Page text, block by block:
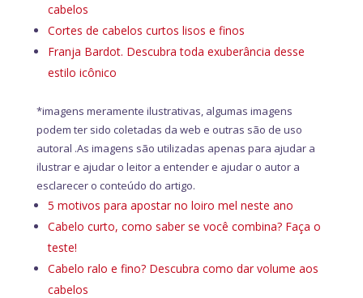
cabelos
Cortes de cabelos curtos lisos e finos
Franja Bardot. Descubra toda exuberância desse
estilo icônico
*imagens meramente ilustrativas, algumas imagens
podem ter sido coletadas da web e outras são de uso
autoral .As imagens são utilizadas apenas para ajudar a
ilustrar e ajudar o leitor a entender e ajudar o autor a
esclarecer o conteúdo do artigo.
5 motivos para apostar no loiro mel neste ano
Cabelo curto, como saber se você combina? Faça o
teste!
Cabelo ralo e fino? Descubra como dar volume aos
cabelos